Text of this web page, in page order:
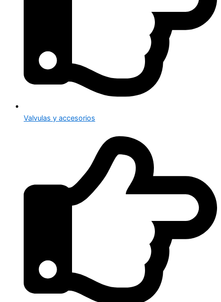
Valvulas y accesorios